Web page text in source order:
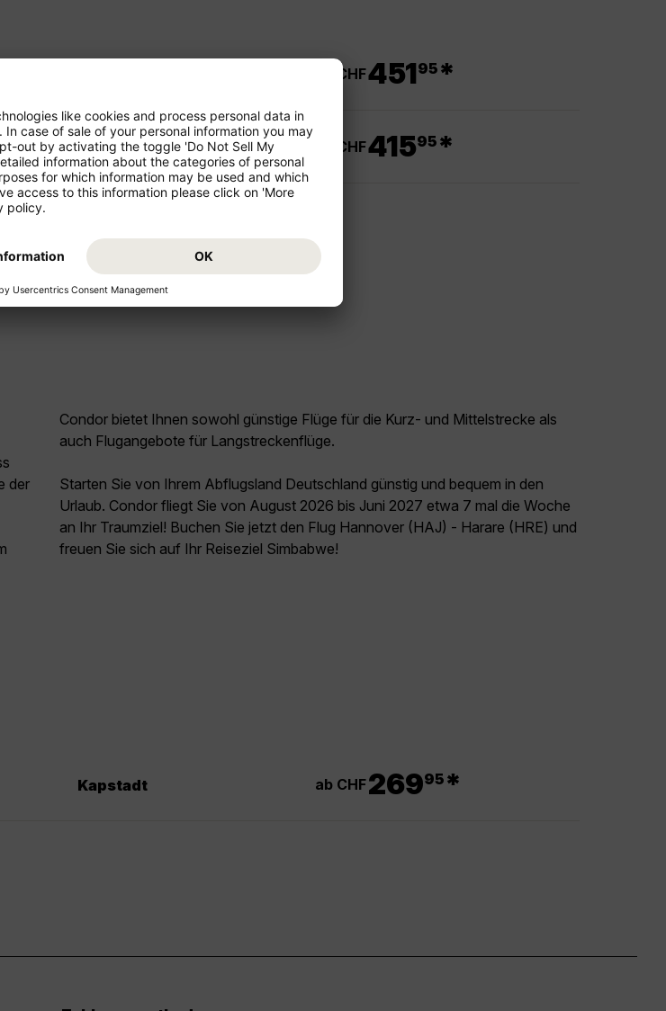
ab CHF45195 *
Berlin-Brandenburg ab CHF41595 *
Mehr anzeigen
der
Condor bietet Ihnen sowohl günstige Flüge für die Kurz- und Mittelstrecke als
auch Flugangebote für Langstreckenflüge.
Starten Sie von Ihrem Abflugsland Deutschland günstig und bequem in den
Urlaub. Condor fliegt Sie von August 2026 bis Juni 2027 etwa 7 mal die Woche
an Ihr Traumziel! Buchen Sie jetzt den Flug Hannover (HAJ) - Harare (HRE) und
freuen Sie sich auf Ihr Reiseziel Simbabwe!
Kapstadt ab CHF26995 *